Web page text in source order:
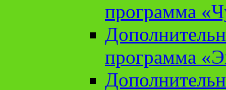
программа
программа